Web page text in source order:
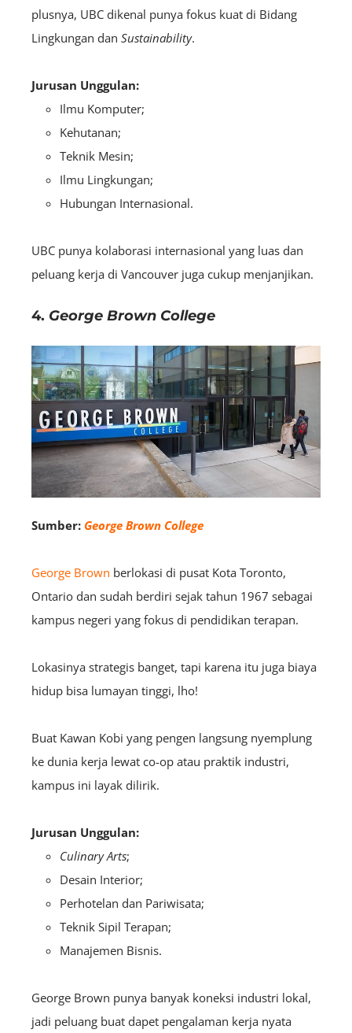
plusnya, UBC dikenal punya fokus kuat di Bidang
Lingkungan dan Sustainability.
Jurusan Unggulan:
Ilmu Komputer;
Kehutanan;
Teknik Mesin;
Ilmu Lingkungan;
Hubungan Internasional.
UBC punya kolaborasi internasional yang luas dan
peluang kerja di Vancouver juga cukup menjanjikan.
4. George Brown College
Sumber: George Brown College
George Brown berlokasi di pusat Kota Toronto,
Ontario dan sudah berdiri sejak tahun 1967 sebagai
kampus negeri yang fokus di pendidikan terapan.
Lokasinya strategis banget, tapi karena itu juga biaya
hidup bisa lumayan tinggi, lho!
Buat Kawan Kobi yang pengen langsung nyemplung
ke dunia kerja lewat co-op atau praktik industri,
kampus ini layak dilirik.
Jurusan Unggulan:
Culinary Arts;
Desain Interior;
Perhotelan dan Pariwisata;
Teknik Sipil Terapan;
Manajemen Bisnis.
George Brown punya banyak koneksi industri lokal,
jadi peluang buat dapet pengalaman kerja nyata